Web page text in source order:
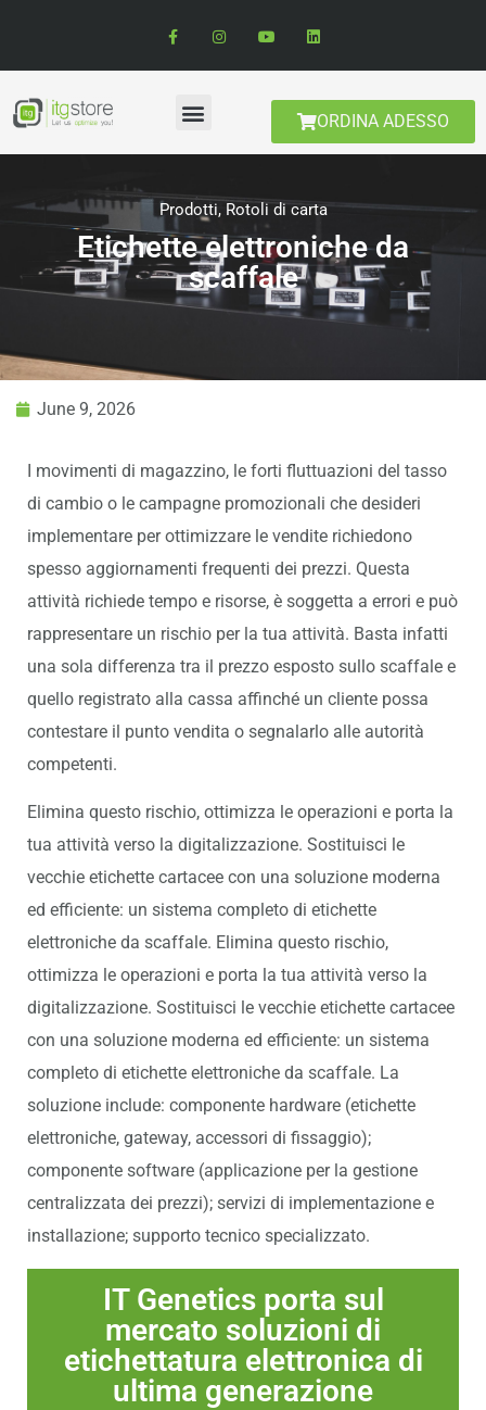
ORDINA ADESSO
Prodotti, Rotoli di carta
Etichette elettroniche da
scaffale
June 9, 2026
I movimenti di magazzino, le forti fluttuazioni del tasso
di cambio o le campagne promozionali che desideri
implementare per ottimizzare le vendite richiedono
spesso aggiornamenti frequenti dei prezzi. Questa
attività richiede tempo e risorse, è soggetta a errori e può
rappresentare un rischio per la tua attività. Basta infatti
una sola differenza tra il prezzo esposto sullo scaffale e
quello registrato alla cassa affinché un cliente possa
contestare il punto vendita o segnalarlo alle autorità
competenti.
Elimina questo rischio, ottimizza le operazioni e porta la
tua attività verso la digitalizzazione. Sostituisci le
vecchie etichette cartacee con una soluzione moderna
ed efficiente: un sistema completo di etichette
elettroniche da scaffale. Elimina questo rischio,
ottimizza le operazioni e porta la tua attività verso la
digitalizzazione. Sostituisci le vecchie etichette cartacee
con una soluzione moderna ed efficiente: un sistema
completo di etichette elettroniche da scaffale. La
soluzione include: componente hardware (etichette
elettroniche, gateway, accessori di fissaggio);
componente software (applicazione per la gestione
centralizzata dei prezzi); servizi di implementazione e
installazione; supporto tecnico specializzato.
IT Genetics porta sul
mercato soluzioni di
etichettatura elettronica di
ultima generazione